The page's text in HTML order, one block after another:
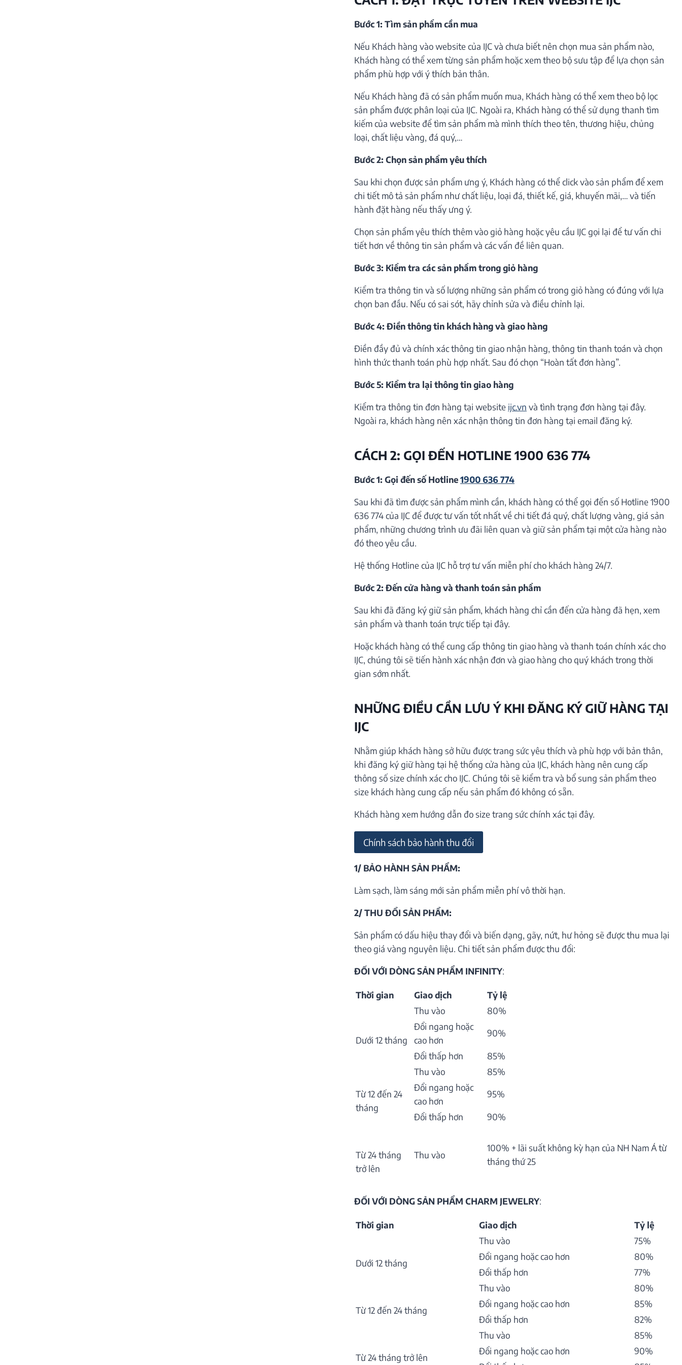
Bước 1: Tìm sản phẩm cần mua
Nếu Khách hàng vào website của IJC và chưa biết nên chọn mua sản phẩm nào,
Khách hàng có thể xem từng sản phẩm hoặc xem theo bộ sưu tập để lựa chọn sản
phẩm phù hợp với ý thích bản thân.
Nếu Khách hàng đã có sản phẩm muốn mua, Khách hàng có thể xem theo bộ lọc
sản phẩm được phân loại của IJC. Ngoài ra, Khách hàng có thể sử dụng thanh tìm
kiếm của website để tìm sản phẩm mà mình thích theo tên, thương hiệu, chủng
loại, chất liệu vàng, đá quý,…
Bước 2: Chọn sản phẩm yêu thích
Sau khi chọn được sản phẩm ưng ý, Khách hàng có thể click vào sản phẩm để xem
chi tiết mô tả sản phẩm như chất liệu, loại đá, thiết kế, giá, khuyến mãi,… và tiến
hành đặt hàng nếu thấy ưng ý.
Chọn sản phẩm yêu thích thêm vào giỏ hàng hoặc yêu cầu IJC gọi lại để tư vấn chi
tiết hơn về thông tin sản phẩm và các vấn đề liên quan.
Bước 3: Kiểm tra các sản phẩm trong giỏ hàng
Kiểm tra thông tin và số lượng những sản phẩm có trong giỏ hàng có đúng với lựa
chọn ban đầu. Nếu có sai sót, hãy chỉnh sửa và điều chỉnh lại.
Bước 4: Điền thông tin khách hàng và giao hàng
Điền đầy đủ và chính xác thông tin giao nhận hàng, thông tin thanh toán và chọn
hình thức thanh toán phù hợp nhất. Sau đó chọn “Hoàn tất đơn hàng”.
Bước 5: Kiểm tra lại thông tin giao hàng
Kiểm tra thông tin đơn hàng tại website ijc.vn và tình trạng đơn hàng tại đây.
Ngoài ra, khách hàng nên xác nhận thông tin đơn hàng tại email đăng ký.
CÁCH 2: GỌI ĐẾN HOTLINE 1900 636 774
Bước 1: Gọi đến số Hotline1900 636 774
Sau khi đã tìm được sản phẩm mình cần, khách hàng có thể gọi đến số Hotline 1900
636 774 của IJC để được tư vấn tốt nhất về chi tiết đá quý, chất lượng vàng, giá sản
phẩm, những chương trình ưu đãi liên quan và giữ sản phẩm tại một cửa hàng nào
đó theo yêu cầu.
Hệ thống Hotline của IJC hỗ trợ tư vấn miễn phí cho khách hàng 24/7.
Bước 2: Đến cửa hàng và thanh toán sản phẩm
Sau khi đã đăng ký giữ sản phẩm, khách hàng chỉ cần đến cửa hàng đã hẹn, xem
sản phẩm và thanh toán trực tiếp tại đây.
Hoặc khách hàng có thể cung cấp thông tin giao hàng và thanh toán chính xác cho
IJC, chúng tôi sẽ tiến hành xác nhận đơn và giao hàng cho quý khách trong thời
gian sớm nhất.
NHỮNG ĐIỀU CẦN LƯU Ý KHI ĐĂNG KÝ GIỮ HÀNG TẠI
IJC
Nhằm giúp khách hàng sở hữu được trang sức yêu thích và phù hợp với bản thân,
khi đăng ký giữ hàng tại hệ thống cửa hàng của IJC, khách hàng nên cung cấp
thông số size chính xác cho IJC. Chúng tôi sẽ kiểm tra và bổ sung sản phẩm theo
size khách hàng cung cấp nếu sản phẩm đó không có sẵn.
Khách hàng xem hướng dẫn đo size trang sức chính xác tại đây.
Chính sách bảo hành thu đổi
1/ BẢO HÀNH SẢN PHẨM:
Làm sạch, làm sáng mới sản phẩm miễn phí vô thời hạn.
2/ THU ĐỔI SẢN PHẨM:
Sản phẩm có dấu hiệu thay đổi và biến dạng, gãy, nứt, hư hỏng sẽ được thu mua lại
theo giá vàng nguyên liệu. Chi tiết sản phẩm được thu đổi:
ĐỐI VỚI DÒNG SẢN PHẨM INFINITY:
Thời gian Giao dịch Tỷ lệ
Dưới 12 tháng
Thu vào
80%
Đổi ngang hoặc
cao hơn
90%
Đổi thấp hơn 85%
Từ 12 đến 24
tháng
Thu vào
85%
Đổi ngang hoặc
cao hơn
95%
Đổi thấp hơn 90%
Từ 24 tháng
trở lên
Thu vào
100% + lãi suất không kỳ hạn của NH Nam Á từ
tháng thứ 25
ĐỐI VỚI DÒNG SẢN PHẨM CHARM JEWELRY:
Thời gian Giao dịch Tỷ lệ
Dưới 12 tháng
Thu vào
75%
Đổi ngang hoặc cao hơn
80%
Đổi thấp hơn
77%
Từ 12 đến 24 tháng
Thu vào
80%
Đổi ngang hoặc cao hơn
85%
Đổi thấp hơn
82%
Từ 24 tháng trở lên
Thu vào
85%
Đổi ngang hoặc cao hơn
90%